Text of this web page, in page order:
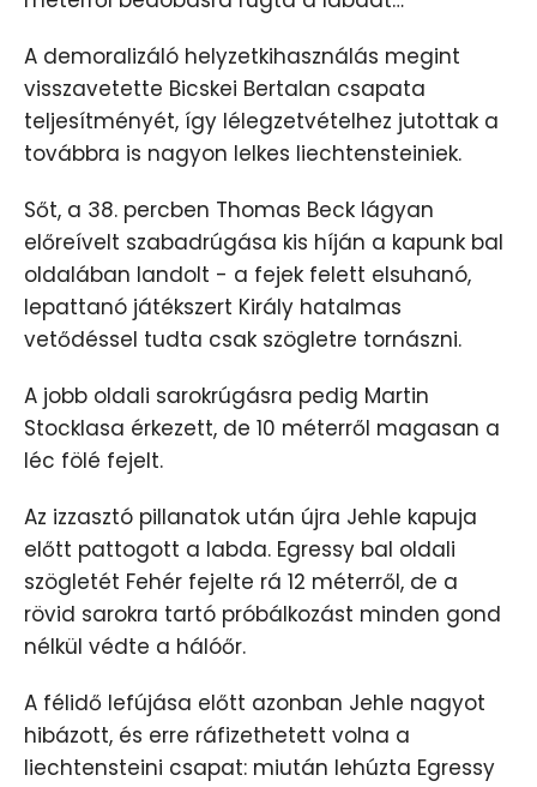
A demoralizáló helyzetkihasználás megint
visszavetette Bicskei Bertalan csapata
teljesítményét, így lélegzetvételhez jutottak a
továbbra is nagyon lelkes liechtensteiniek.
Sőt, a 38. percben Thomas Beck lágyan
előreívelt szabadrúgása kis híján a kapunk bal
oldalában landolt - a fejek felett elsuhanó,
lepattanó játékszert Király hatalmas
vetődéssel tudta csak szögletre tornászni.
A jobb oldali sarokrúgásra pedig Martin
Stocklasa érkezett, de 10 méterről magasan a
léc fölé fejelt.
Az izzasztó pillanatok után újra Jehle kapuja
előtt pattogott a labda. Egressy bal oldali
szögletét Fehér fejelte rá 12 méterről, de a
rövid sarokra tartó próbálkozást minden gond
nélkül védte a hálóőr.
A félidő lefújása előtt azonban Jehle nagyot
hibázott, és erre ráfizethetett volna a
liechtensteini csapat: miután lehúzta Egressy